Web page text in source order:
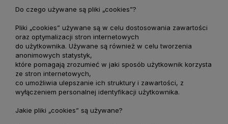
Do czego używane są pliki „cookies”?
Pliki „cookies” używane są w celu dostosowania zawartości
oraz optymalizacji stron internetowych
do użytkownika. Używane są również w celu tworzenia
anonimowych statystyk,
które pomagają zrozumieć w jaki sposób użytkownik korzysta
ze stron internetowych,
co umożliwia ulepszanie ich struktury i zawartości, z
wyłączeniem personalnej identyfikacji użytkownika.
Jakie pliki „cookies” są używane?